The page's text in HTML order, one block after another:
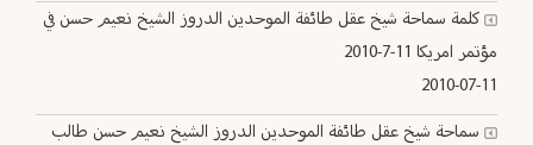
كلمة سماحة شيخ عقل طائفة الموحدين الدروز الشيخ نعيم حسن في
مؤتمر امريكا 11-7-2010
2010-07-11
سماحة شيخ عقل طائفة الموحدين الدروز الشيخ نعيم حسن طالب